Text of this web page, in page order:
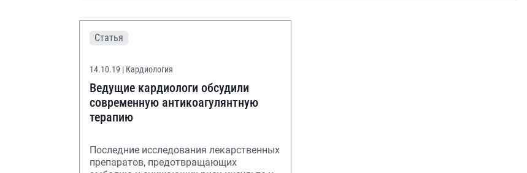
Статья
14.10.19 | Кардиология
Ведущие кардиологи обсудили
современную антикоагулянтную
терапию
Последние исследования лекарственных
препаратов, предотвращающих